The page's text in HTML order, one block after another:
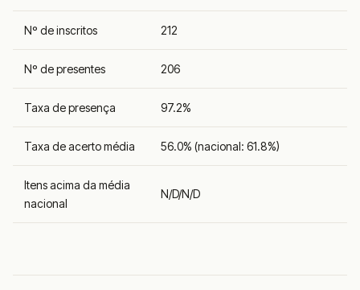
Nº de inscritos 212
Nº de presentes 206
Taxa de presença 97.2%
Taxa de acerto média 56.0% (nacional: 61.8%)
Itens acima da média
nacional
N/D/N/D